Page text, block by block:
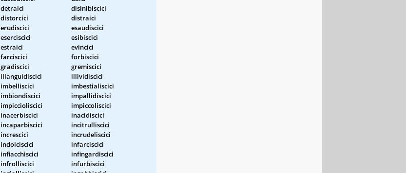
detraici
disinibiscici
distorcici
distraici
erudiscici
esaudiscici
eserciscici
esibiscici
estraici
evincici
farciscici
forbiscici
gradiscici
gremiscici
illanguidiscici
illividiscici
imbelliscici
imbestialiscici
imbiondiscici
impallidiscici
impiccioliscici
impiccoliscici
inacerbiscici
inacidiscici
incaparbiscici
incitrulliscici
increscici
incrudeliscici
indolciscici
infarciscici
infiacchiscici
infingardiscici
infrolliscici
infurbiscici